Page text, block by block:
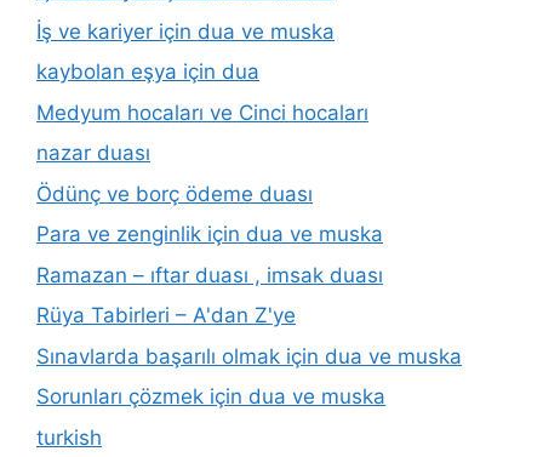
İş ve kariyer için dua ve muska
kaybolan eşya için dua
Medyum hocaları ve Cinci hocaları
nazar duası
Ödünç ve borç ödeme duası
Para ve zenginlik için dua ve muska
Ramazan – ıftar duası , imsak duası
Rüya Tabirleri – A'dan Z'ye
Sınavlarda başarılı olmak için dua ve muska
Sorunları çözmek için dua ve muska
turkish